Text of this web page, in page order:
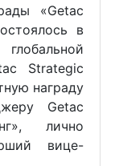
«Getac
в
Strategic
награду
Getac
лично
вице-